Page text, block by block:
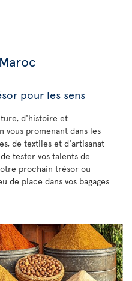
pour les sens
d'histoire et
vous promenant dans les
de textiles et d'artisanat
tester vos talents de
prochain trésor ou
de place dans vos bagages